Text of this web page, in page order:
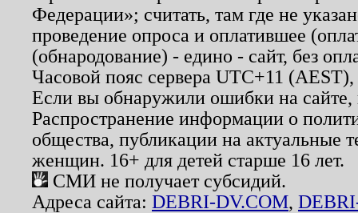
Федерации»; считать, там где не
проведение опроса и оплатившее
(обнародование) - едино - сайт, без
Часовой пояс сервера UTC+11
Если вы обнаружили ошибки на
Распространение информации о
общества, публикации на актуальные
женщин. 16+ для детей старше 16 лет.
СМИ не получает субсидий.
Адреса сайта: DEBRI-DV.COM,